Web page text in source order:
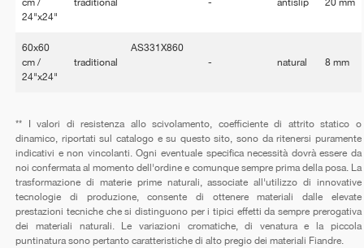
cm /
24"x24"
traditional
-
antislip 20 mm
60x60
cm /
24"x24"
traditional
AS331X860
-
natural 8 mm
** I valori di resistenza allo scivolamento, coefficiente di attrito statico o
dinamico, riportati sul catalogo e su questo sito, sono da ritenersi puramente
indicativi e non vincolanti. Ogni eventuale specifica necessità dovrà essere da
noi confermata al momento dell'ordine e comunque sempre prima della posa. La
trasformazione di materie prime naturali, associate all'utilizzo di innovative
tecnologie di produzione, consente di ottenere materiali dalle elevate
prestazioni tecniche che si distinguono per i tipici effetti da sempre prerogativa
dei materiali naturali. Le variazioni cromatiche, di venatura e la piccola
puntinatura sono pertanto caratteristiche di alto pregio dei materiali Fiandre.